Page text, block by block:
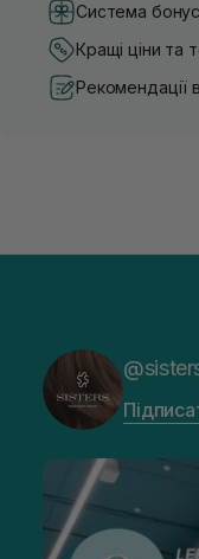
Система
Кращі ціни та
Рекомендації